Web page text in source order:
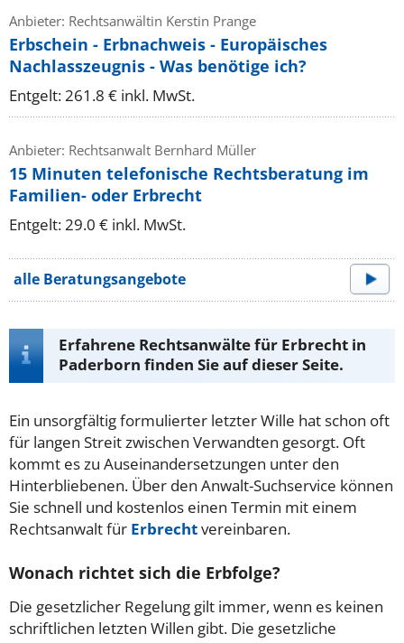
Anbieter: Rechtsanwältin Kerstin Prange
Erbschein - Erbnachweis - Europäisches
Nachlasszeugnis - Was benötige ich?
Entgelt: 261.8 € inkl. MwSt.
Anbieter: Rechtsanwalt Bernhard Müller
15 Minuten telefonische Rechtsberatung im
Familien- oder Erbrecht
Entgelt: 29.0 € inkl. MwSt.
alle Beratungsangebote
Erfahrene Rechtsanwälte für Erbrecht in
Paderborn finden Sie auf dieser Seite.
Ein unsorgfältig formulierter letzter Wille hat schon oft
für langen Streit zwischen Verwandten gesorgt. Oft
kommt es zu Auseinandersetzungen unter den
Hinterbliebenen. Über den Anwalt-Suchservice können
Sie schnell und kostenlos einen Termin mit einem
Rechtsanwalt für Erbrechtvereinbaren.
Wonach richtet sich die Erbfolge?
Die gesetzlicher Regelung gilt immer, wenn es keinen
schriftlichen letzten Willen gibt. Die gesetzliche